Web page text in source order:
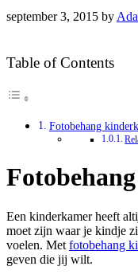
september 3, 2015 by
Table of Contents
Fotobehang
Een kinderkamer heeft
moet zijn waar je kindje
voelen. Met fotobehang
geven die jij wilt.